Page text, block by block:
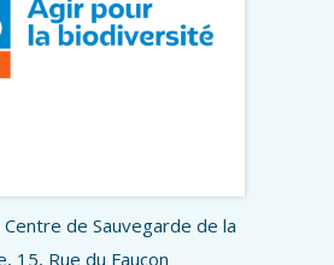
Centre de Sauvegarde de la
15, Rue du Faucon